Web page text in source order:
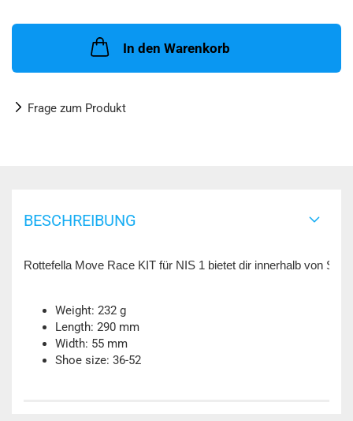
In den Warenkorb
Frage zum Produkt
BESCHREIBUNG
Rottefella Move Race KIT für NIS 1 bietet dir innerhalb von
Weight: 232 g
Length: 290 mm
Width: 55 mm
Shoe size: 36-52